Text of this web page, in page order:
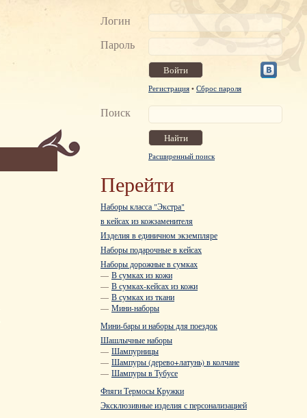
Логин
Пароль
Регистрация • Сброс пароля
Поиск
Расширенный поиск
Перейти
Наборы класса "Экстра"
в кейсах из кожзаменителя
Изделия в единичном экземпляре
Наборы подарочные в кейсах
Наборы дорожные в сумках
— В сумках из кожи
— В сумках-кейсах из кожи
— В сумках из ткани
— Мини-наборы
Мини-бары и наборы для поездок
Шашлычные наборы
— Шампурницы
— Шампуры (дерево+латунь) в колчане
— Шампуры в Тубусе
Фляги Термосы Кружки
Эксклюзивные изделия с персонализацией